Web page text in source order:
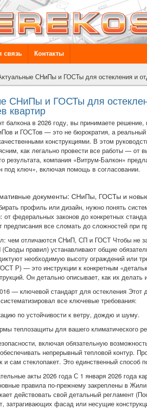
связь Контакты
СНиПы и ГОСТы для остекления и
СНиПы и ГОСТы для
квартир
балкона в 2026 году, вы принимаете
и ГОСТов — это не бюрократия, а
конструкциями. В этом
как легально провести все работы — от
результата, компания «Витрум-Балкон»
под ключ», включая помощь в согласовании.
документы: СНиПы, ГОСТы и
профиль или дизайн, нужно понять
от федеральных законов до конкретных
все сломать до сложностей при
чем отличаются СНиП, СП и ГОСТ Чтобы не
правил) устанавливают общие
необходимую высоту ограждений или
Р) — это инструкции к конкретным
Он детально описывает, как их
— ключевой стандарт для остекления
все ключевые требования:
по устойчивости к ветру, дождю и шуму.
теплозащиты для вашего климатического
включая обязательную
непрерывный тепловой контур.
и сам стеклопакет. Это единственный способ
акты 2026 года С 1 января 2026 года
правила по-прежнему закреплены в
действовать свой детальный регламент
затрагивающих фасад или несущие